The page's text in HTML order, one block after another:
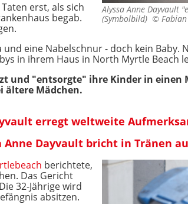
Alyssa Anne Dayvault
(Symbolbild) ©
erst, als sich
begab.
und eine Nabelschnur - doch kein Baby.
in ihrem Haus in North Myrtle Beach
und "entsorgte" ihre Kinder in
ältere Mädchen.
erregt weltweite
Anne Dayvault bricht in Tränen
berichtete,
Das Gericht
32-Jährige wird
absitzen.